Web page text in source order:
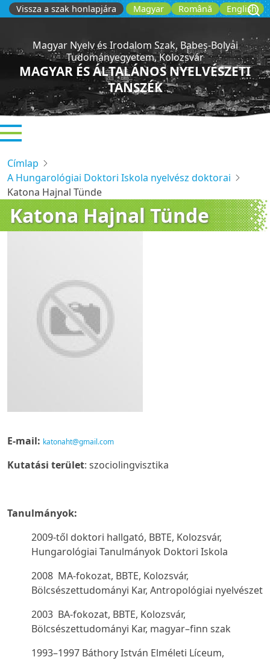
Ugrás
a
Magyar Română English
Vissza a szak honlapjára
Magyar Nyelv és Irodalom Szak, Babeș-Bolyai
Tudományegyetem, Kolozsvár
MAGYAR ÉS ÁLTALÁNOS NYELVÉSZETI
TANSZÉK
Címlap
A Hungarológiai Doktori Iskola nyelvész doktorai
Katona Hajnal Tünde
Katona Hajnal Tünde
E-mail: katonaht@gmail.com
Kutatási terület: szociolingvisztika
Tanulmányok:
2009-től doktori hallgató, BBTE, Kolozsvár,
Hungarológiai Tanulmányok Doktori Iskola
2008 MA-fokozat, BBTE, Kolozsvár,
Bölcsészettudományi Kar, Antropológiai nyelvészet
2003 BA-fokozat, BBTE, Kolozsvár,
Bölcsészettudományi Kar, magyar–finn szak
1993–1997 Báthory István Elméleti Líceum,